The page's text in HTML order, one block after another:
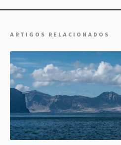
ARTIGOS RELACIONADOS